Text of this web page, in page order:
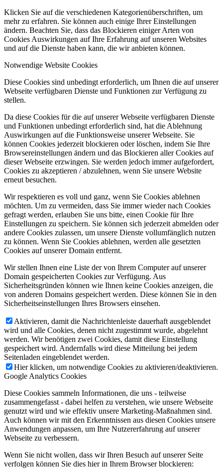
Klicken Sie auf die verschiedenen Kategorienüberschriften, um
mehr zu erfahren. Sie können auch einige Ihrer Einstellungen
ändern. Beachten Sie, dass das Blockieren einiger Arten von
Cookies Auswirkungen auf Ihre Erfahrung auf unseren Websites
und auf die Dienste haben kann, die wir anbieten können.
Notwendige Website Cookies
Diese Cookies sind unbedingt erforderlich, um Ihnen die auf unserer
Webseite verfügbaren Dienste und Funktionen zur Verfügung zu
stellen.
Da diese Cookies für die auf unserer Webseite verfügbaren Dienste
und Funktionen unbedingt erforderlich sind, hat die Ablehnung
Auswirkungen auf die Funktionsweise unserer Webseite. Sie
können Cookies jederzeit blockieren oder löschen, indem Sie Ihre
Browsereinstellungen ändern und das Blockieren aller Cookies auf
dieser Webseite erzwingen. Sie werden jedoch immer aufgefordert,
Cookies zu akzeptieren / abzulehnen, wenn Sie unsere Website
erneut besuchen.
Wir respektieren es voll und ganz, wenn Sie Cookies ablehnen
möchten. Um zu vermeiden, dass Sie immer wieder nach Cookies
gefragt werden, erlauben Sie uns bitte, einen Cookie für Ihre
Einstellungen zu speichern. Sie können sich jederzeit abmelden oder
andere Cookies zulassen, um unsere Dienste vollumfänglich nutzen
zu können. Wenn Sie Cookies ablehnen, werden alle gesetzten
Cookies auf unserer Domain entfernt.
Wir stellen Ihnen eine Liste der von Ihrem Computer auf unserer
Domain gespeicherten Cookies zur Verfügung. Aus
Sicherheitsgründen können wie Ihnen keine Cookies anzeigen, die
von anderen Domains gespeichert werden. Diese können Sie in den
Sicherheitseinstellungen Ihres Browsers einsehen.
Aktivieren, damit die Nachrichtenleiste dauerhaft ausgeblendet
wird und alle Cookies, denen nicht zugestimmt wurde, abgelehnt
werden. Wir benötigen zwei Cookies, damit diese Einstellung
gespeichert wird. Andernfalls wird diese Mitteilung bei jedem
Seitenladen eingeblendet werden.
Hier klicken, um notwendige Cookies zu aktivieren/deaktivieren.
Google Analytics Cookies
Diese Cookies sammeln Informationen, die uns - teilweise
zusammengefasst - dabei helfen zu verstehen, wie unsere Webseite
genutzt wird und wie effektiv unsere Marketing-Maßnahmen sind.
Auch können wir mit den Erkenntnissen aus diesen Cookies unsere
Anwendungen anpassen, um Ihre Nutzererfahrung auf unserer
Webseite zu verbessern.
Wenn Sie nicht wollen, dass wir Ihren Besuch auf unserer Seite
verfolgen können Sie dies hier in Ihrem Browser blockieren: